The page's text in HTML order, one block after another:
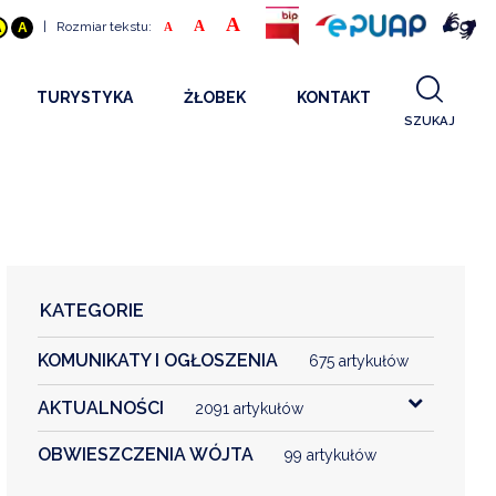
A | Rozmiar tekstu: A A A
TURYSTYKA ŻŁOBEK
KONTAKT
KONTAKT
SZUKAJ
KATEGORIE
KOMUNIKATY I OGŁOSZENIA 675 artykułów
AKTUALNOŚCI 2091 artykułów
OBWIESZCZENIA WÓJTA 99 artykułów